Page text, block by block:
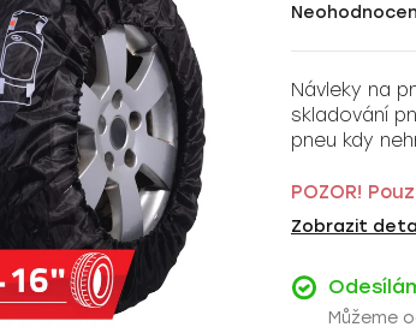
Průměrné
je
0,0
z
hvězdiček.
Návleky na
skladování
pneu kdy
POZOR!
Zobrazit